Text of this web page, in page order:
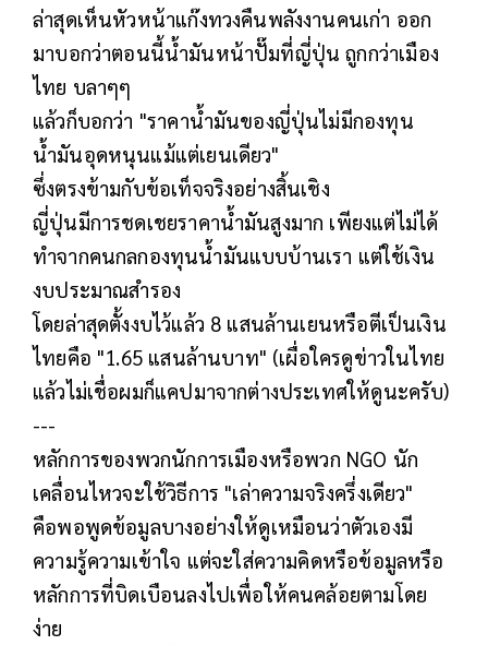
ล่าสุดเห็นหัวหน้าแก๊งทวงคืนพลังงานคนเก่า ออก
มาบอกว่าตอนนี้น้ำมันหน้าปั๊มที่ญี่ปุ่น ถูกกว่าเมือง
ไทย บลาๆๆ
แล้วก็บอกว่า "ราคาน้ำมันของญี่ปุ่นไม่มีกองทุน
น้ำมันอุดหนุนแม้แต่เยนเดียว"
ซึ่งตรงข้ามกับข้อเท็จจริงอย่างสิ้นเชิง
ญี่ปุ่นมีการชดเชยราคาน้ำมันสูงมาก เพียงแต่ไม่ได้
ทำจากคนกลกองทุนน้ำมันแบบบ้านเรา แต่ใช้เงิน
งบประมาณสำรอง
โดยล่าสุดตั้งงบไว้แล้ว 8 แสนล้านเยนหรือตีเป็นเงิน
ไทยคือ "1.65 แสนล้านบาท" (เผื่อใครดูข่าวในไทย
แล้วไม่เชื่อผมก็แคปมาจากต่างประเทศให้ดูนะครับ)
---
หลักการของพวกนักการเมืองหรือพวก NGO นัก
เคลื่อนไหวจะใช้วิธีการ "เล่าความจริงครึ่งเดียว"
คือพอพูดข้อมูลบางอย่างให้ดูเหมือนว่าตัวเองมี
ความรู้ความเข้าใจ แต่จะใส่ความคิดหรือข้อมูลหรือ
หลักการที่บิดเบือนลงไปเพื่อให้คนคล้อยตามโดย
ง่าย